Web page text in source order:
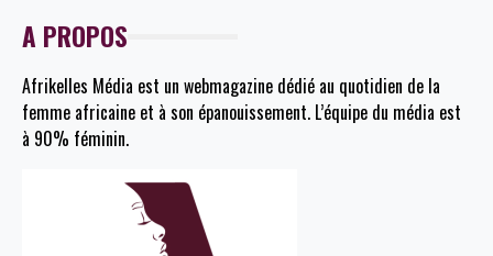
A PROPOS
Afrikelles Média est un webmagazine dédié au quotidien de la
femme africaine et à son épanouissement. L’équipe du média est
à 90% féminin.